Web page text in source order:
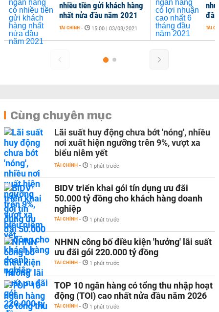
nhiều tiền gửi khách hàng
nhất nửa đầu năm 2021
TÀI CHÍNH - 15:00 | 03/08/2021 TÀI
Cùng chuyên mục
Lãi suất huy động chưa bớt 'nóng', nhiều
nơi xuất hiện ngưỡng trên 9%, vượt xa
biểu niêm yết
TÀI CHÍNH - 1 phút trước
BIDV triển khai gói tín dụng ưu đãi
50.000 tỷ đồng cho khách hàng doanh
nghiệp
TÀI CHÍNH - 1 phút trước
NHNN công bố điều kiện 'hưởng' lãi suất
ưu đãi gói 220.000 tỷ đồng
TÀI CHÍNH - 1 phút trước
TOP 10 ngân hàng có tổng thu nhập hoạt
động (TOI) cao nhất nửa đầu năm 2026
TÀI CHÍNH - 1 phút trước